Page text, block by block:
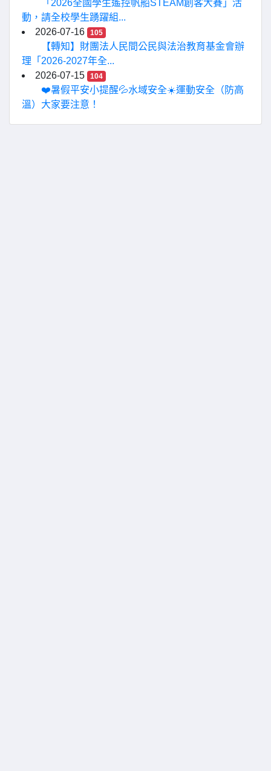
「2026全國學生遙控帆船STEAM創客大賽」活
動，請全校學生踴躍組...
2026-07-16
105
【轉知】財團法人民間公民與法治教育基金會辦
理「2026-2027年全...
2026-07-15
104
❤️暑假平安小提醒💦水域安全☀️運動安全（防高
溫）大家要注意！